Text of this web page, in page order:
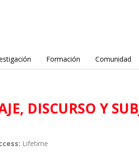
Formación Comunidad
DISCURSO Y
Lifetime